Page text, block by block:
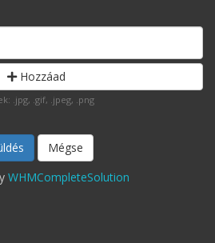
Hozzáad
.jpg, .gif, .jpeg, .png
Mégse
WHMCompleteSolution